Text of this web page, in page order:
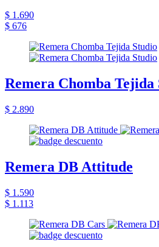
$ 1.690
$ 676
Remera Chomba Tejida
$ 2.890
Remera DB Attitude
$ 1.590
$ 1.113